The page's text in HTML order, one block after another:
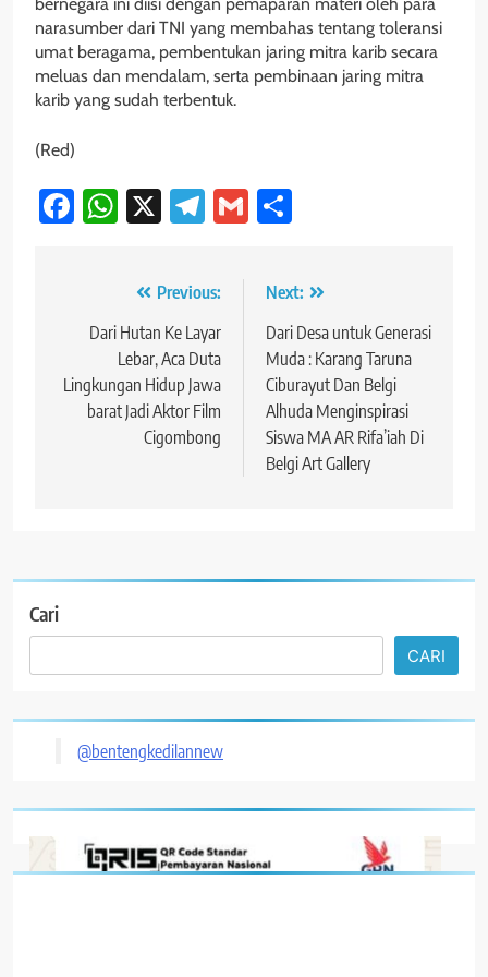
bernegara ini diisi dengan pemaparan materi oleh para
narasumber dari TNI yang membahas tentang toleransi
umat beragama, pembentukan jaring mitra karib secara
meluas dan mendalam, serta pembinaan jaring mitra
karib yang sudah terbentuk.
(Red)
Facebook
WhatsApp
X Telegram
Gmail
Navigasi
pos
Previous:
Dari Hutan Ke Layar
Lebar, Aca Duta
Lingkungan Hidup Jawa
barat Jadi Aktor Film
Cigombong
Next:
Dari Desa untuk Generasi
Muda : Karang Taruna
Ciburayut Dan Belgi
Alhuda Menginspirasi
Siswa MA AR Rifa’iah Di
Belgi Art Gallery
Cari
CARI
@bentengkedilannew